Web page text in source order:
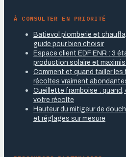
À CONSULTER EN PRIORITÉ
Batievol plomberie et
guide pour bien choisir
Espace client EDF ENR : 3
production solaire et
Comment et quand tailler les
récoltes vraiment
Cueillette framboise :
votre récolte
Hauteur du mitigeur de
et réglages sur mesure